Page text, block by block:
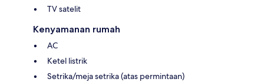
TV satelit
Kenyamanan rumah
AC
Ketel listrik
Setrika/meja setrika (atas permintaan)